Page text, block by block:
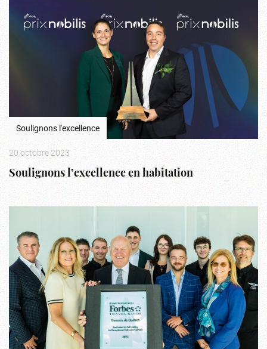
Soulignons l'excellence
20 octobre 2023
Soulignons l’excellence en habitation